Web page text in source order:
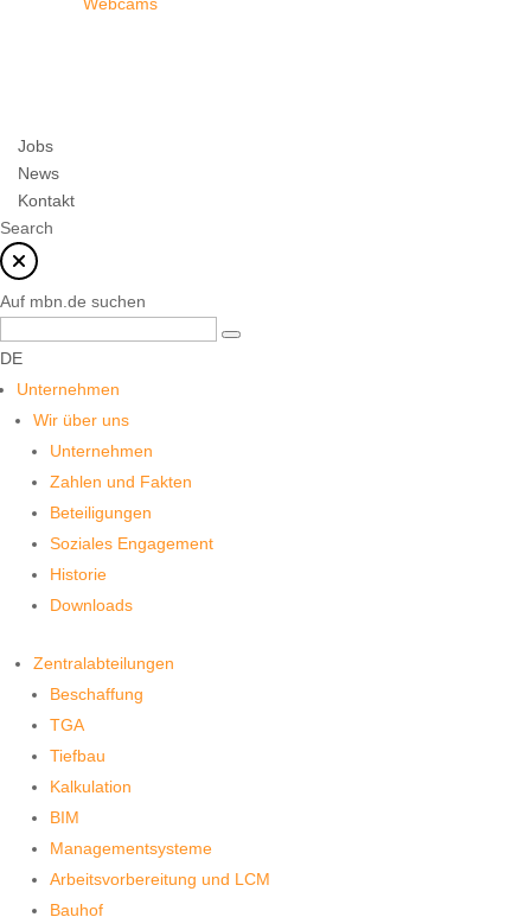
Jobs
News
Kontakt
Search
Auf mbn.de suchen
DE
Unternehmen
Wir über uns
Unternehmen
Zahlen und Fakten
Beteiligungen
Soziales Engagement
Historie
Downloads
Zentralabteilungen
Beschaffung
TGA
Tiefbau
Kalkulation
BIM
Managementsysteme
Arbeitsvorbereitung und LCM
Bauhof